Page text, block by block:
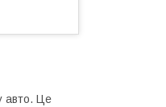
авто. Це